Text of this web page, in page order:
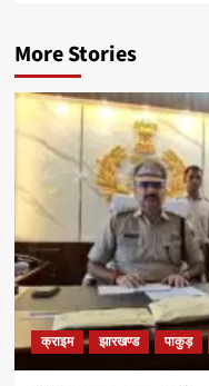
More Stories
क्राइम झारखण्ड पाकुड़